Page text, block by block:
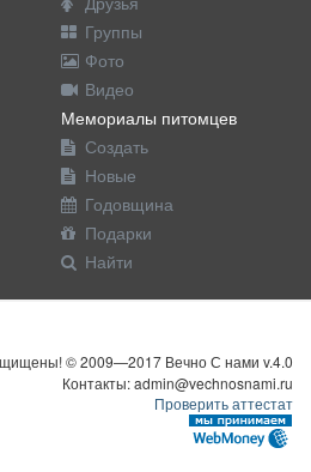
Группы
Фото
Видео
Мемориалы питомцев
Создать
Новые
Годовщина
Подарки
Найти
© 2009—2017 Вечно С нами v.4.0
Контакты: admin@vechnosnami.ru
Проверить аттестат